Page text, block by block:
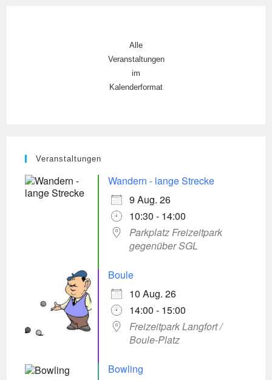
Alle
Veranstaltungen
im
Kalenderformat
Veranstaltungen
Wandern - lange Strecke
9 Aug. 26
10:30 - 14:00
Parkplatz Freizeitpark
gegenüber SGL
Boule
10 Aug. 26
14:00 - 15:00
Freizeitpark Langfort /
Boule-Platz
Bowling